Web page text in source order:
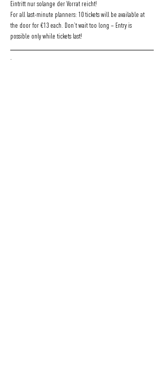
Eintritt nur solange der Vorrat reicht!
For all last-minute planners: 10 tickets will be available at
the door for €13 each. Don’t wait too long – Entry is
possible only while tickets last!